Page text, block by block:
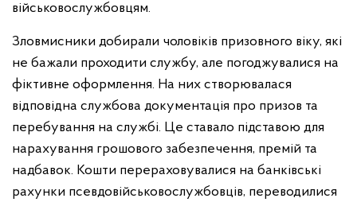
військовослужбовцям.
Зловмисники добирали чоловіків призовного віку, які
не бажали проходити службу, але погоджувалися на
фіктивне оформлення. На них створювалася
відповідна службова документація про призов та
перебування на службі. Це ставало підставою для
нарахування грошового забезпечення, премій та
надбавок. Кошти перераховувалися на банківські
рахунки псевдовійськовослужбовців, переводилися